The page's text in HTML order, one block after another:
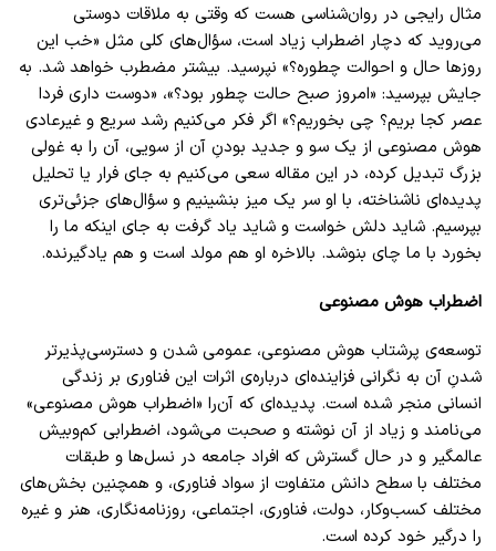
مثال رایجی در روان‌شناسی هست که وقتی به ملاقات دوستی
می‌روید که دچار اضطراب زیاد است، سؤال‌های کلی مثل «خب این
روزها حال و احوالت چطوره؟» نپرسید. بیشتر مضطرب خواهد شد. به
جایش بپرسید: «امروز صبح حالت چطور بود؟»، «دوست داری فردا
عصر کجا بریم؟ چی بخوریم؟» اگر فکر می‌کنیم رشد سریع و غیرعادی
هوش مصنوعی از یک سو و جدید بودنِ آن از سویی، آن را به غولی
بزرگ تبدیل کرده، در این مقاله سعی می‌کنیم به جای فرار یا تحلیل
پدیده‌ای ناشناخته، با او سر یک میز بنشینیم و سؤال‌های جزئی‌تری
بپرسیم. شاید دلش خواست و شاید یاد گرفت به جای اینکه ما را
بخورد با ما چای بنوشد. بالاخره او هم مولد است و هم یادگیرنده.
اضطراب هوش مصنوعی
توسعه‌ی پرشتاب هوش مصنوعی، عمومی ‌شدن و دسترسی‌پذیرتر
شدنِ آن به نگرانی فزاینده‌ای درباره‌ی اثرات این فناوری بر زندگی
انسانی منجر شده است. پدیده‌ای که آن‌را «اضطراب هوش مصنوعی»
می‌نامند و زیاد از آن نوشته و صحبت می‌شود، اضطرابی کم‌وبیش
عالمگیر و در حال گسترش که افراد جامعه در نسل‌ها و طبقات
مختلف با سطح دانش متفاوت از سواد فناوری، و همچنین بخش‌های
مختلف کسب‌وکار، دولت، فناوری، اجتماعی، روزنامه‌نگاری، هنر و غیره
را درگیر خود کرده ‌است.